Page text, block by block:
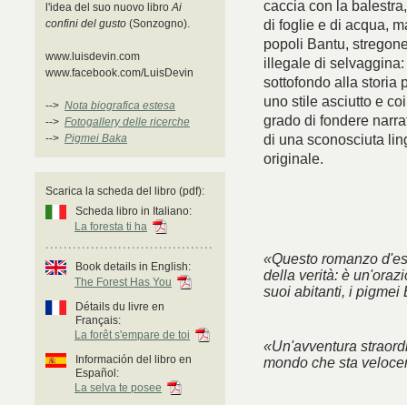
l'idea del suo nuovo libroAi
confini del gusto (Sonzogno).
www.luisdevin.com
www.facebook.com/LuisDevin
--> Nota biografica estesa
--> Fotogallery delle ricerche
--> Pigmei Baka
Scarica la scheda del libro (pdf):
Scheda libro in Italiano:
La foresta ti ha
Book details in English:
The Forest Has You
Détails du livre en
Français:
La forêt s'empare de toi
Información del libro en
Español:
La selva te posee
caccia con la
di foglie e di acqua,
popoli Bantu,
illegale di
sottofondo alla storia
uno stile asciutto e
grado di fondere
di una sconosciuta
originale.
«Questo romanzo
della verità: è
suoi abitanti, i pigmei
«Un'avventura
mondo che sta